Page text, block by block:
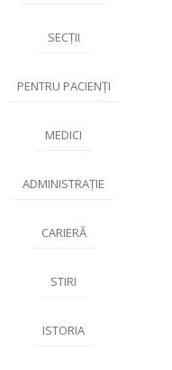
SECȚII
PENTRU PACIENȚI
MEDICI
ADMINISTRAȚIE
CARIERĂ
STIRI
ISTORIA